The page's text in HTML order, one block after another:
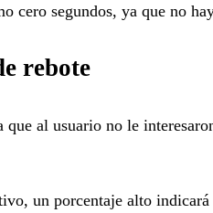
cero segundos, ya que no
rebote
al usuario no le
un porcentaje alto